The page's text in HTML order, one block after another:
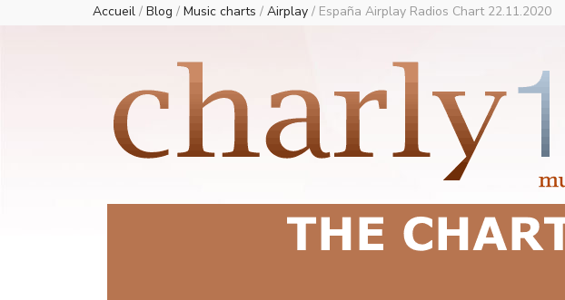
Accueil / Blog / Music charts / Airplay / España Airplay Radios Chart 22.11.2020